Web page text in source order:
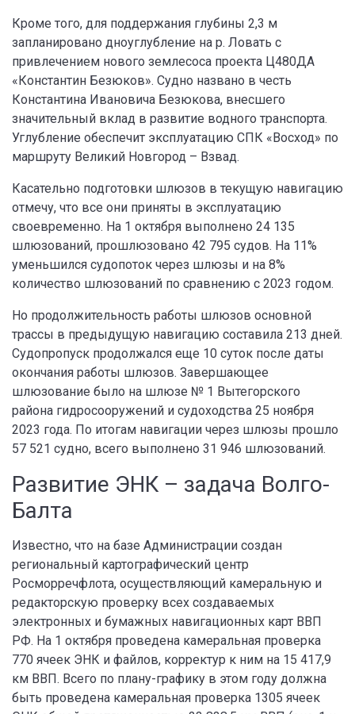
Кроме того, для поддержания глубины 2,3 м
запланировано дноуглубление на р. Ловать с
привлечением нового землесоса проекта Ц480ДА
«Константин Безюков». Судно названо в честь
Константина Ивановича Безюкова, внесшего
значительный вклад в развитие водного транспорта.
Углубление обеспечит эксплуатацию СПК «Восход» по
маршруту Великий Новгород – Взвад.
Касательно подготовки шлюзов в текущую навигацию
отмечу, что все они приняты в эксплуатацию
своевременно. На 1 октября выполнено 24 135
шлюзований, прошлюзовано 42 795 судов. На 11%
уменьшился судопоток через шлюзы и на 8%
количество шлюзований по сравнению с 2023 годом.
Но продолжительность работы шлюзов основной
трассы в предыдущую навигацию составила 213 дней.
Судопропуск продолжался еще 10 суток после даты
окончания работы шлюзов. Завершающее
шлюзование было на шлюзе № 1 Вытегорского
района гидросооружений и судоходства 25 ноября
2023 года. По итогам навигации через шлюзы прошло
57 521 судно, всего выполнено 31 946 шлюзований.
Развитие ЭНК – задача Волго-
Балта
Известно, что на базе Администрации создан
региональный картографический центр
Росморречфлота, осуществляющий камеральную и
редакторскую проверку всех создаваемых
электронных и бумажных навигационных карт ВВП
РФ. На 1 октября проведена камеральная проверка
770 ячеек ЭНК и файлов, корректур к ним на 15 417,9
км ВВП. Всего по плану-графику в этом году должна
быть проведена камеральная проверка 1305 ячеек